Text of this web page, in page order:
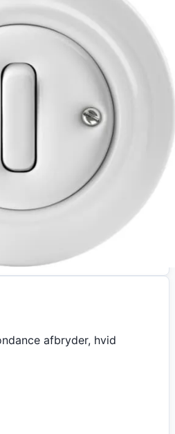
Køb nu
porceln,
afbryder, hvid